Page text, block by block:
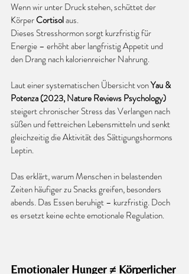
Wenn wir unter Druck stehen, schüttet der
Körper Cortisol aus.
Dieses Stresshormon sorgt kurzfristig für
Energie – erhöht aber langfristig Appetit und
den Drang nach kalorienreicher Nahrung.
Laut einer systematischen Übersicht von Yau &
Potenza (2023, Nature Reviews Psychology)
steigert chronischer Stress das Verlangen nach
süßen und fettreichen Lebensmitteln und senkt
gleichzeitig die Aktivität des Sättigungshormons
Leptin.
Das erklärt, warum Menschen in belastenden
Zeiten häufiger zu Snacks greifen, besonders
abends. Das Essen beruhigt – kurzfristig. Doch
es ersetzt keine echte emotionale Regulation.
Emotionaler Hunger ≠ Körperlicher